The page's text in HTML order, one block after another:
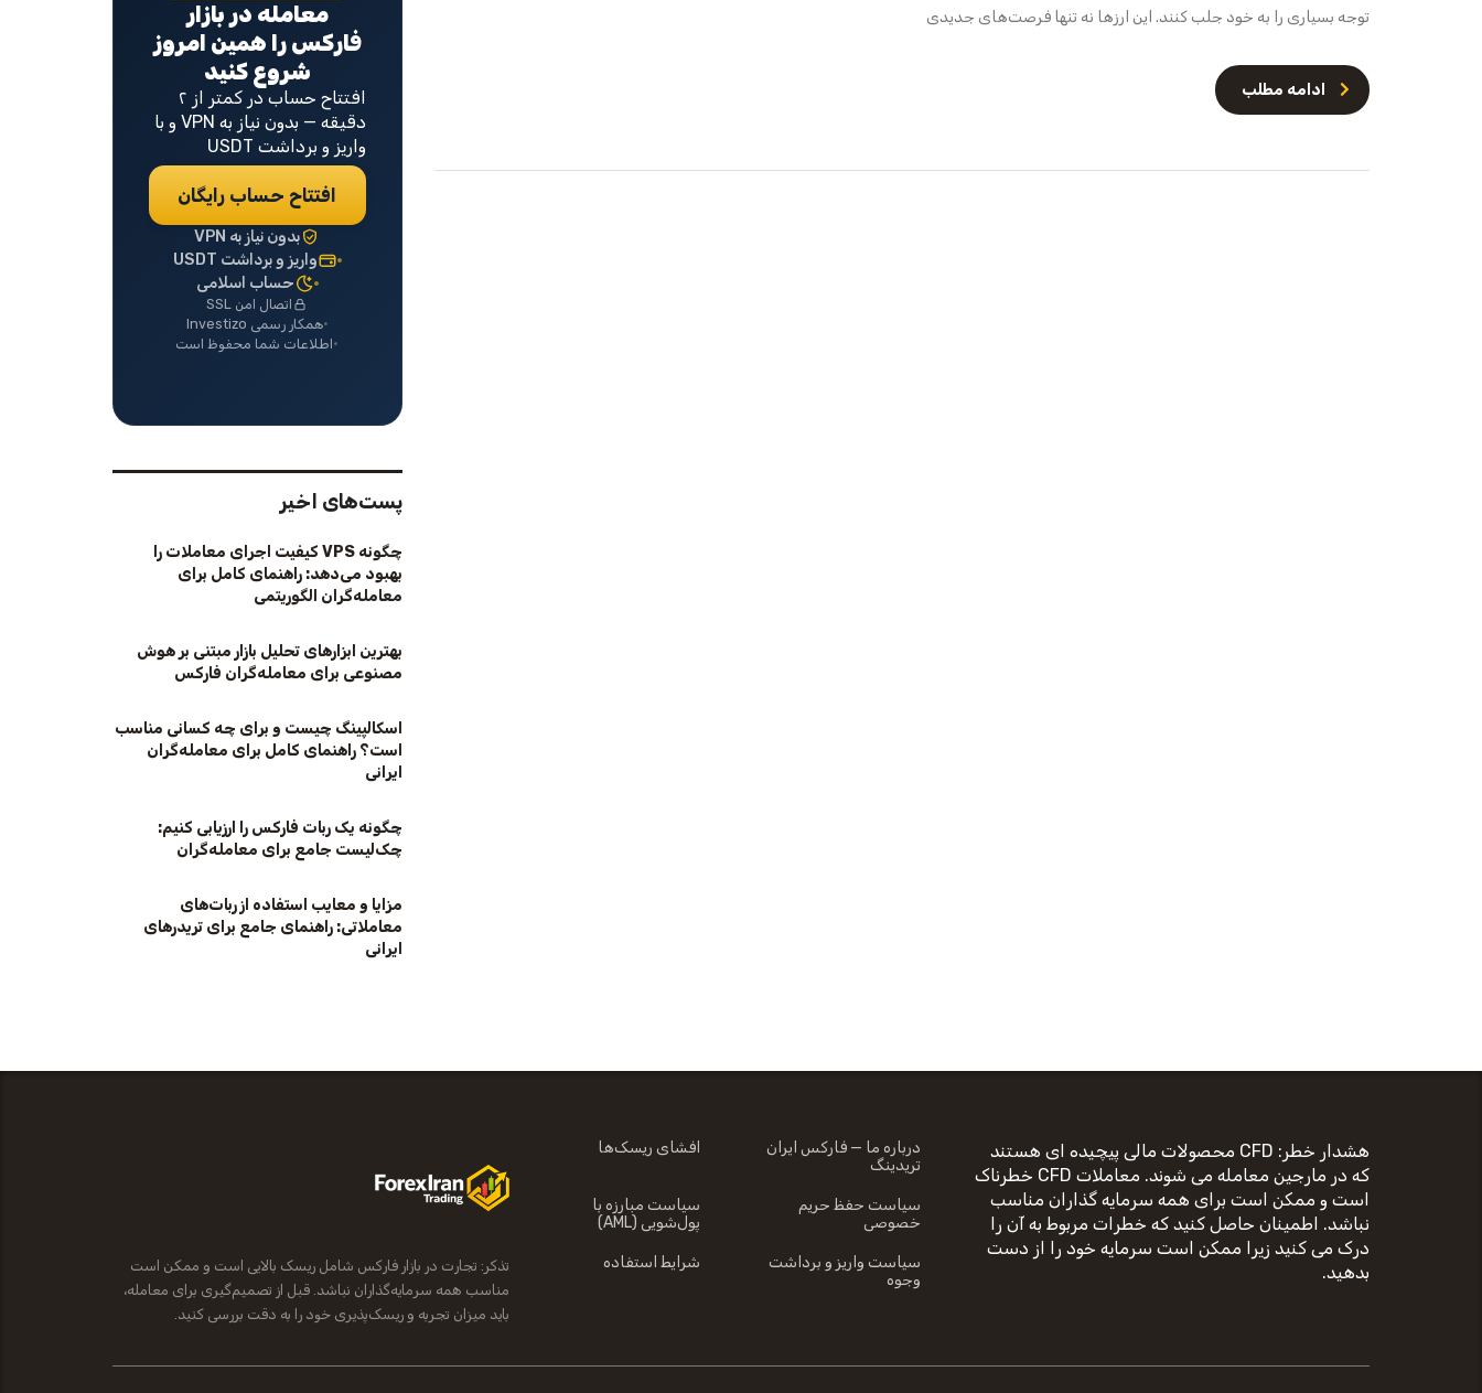
توجه بسیاری را به خود جلب کنند. این ارزها نه تنها فرصت‌های جدیدی
ادامه مطلب
معامله در بازار
فارکس را همین امروز
شروع کنید
افتتاح حساب در کمتر از ۲
دقیقه — بدون نیاز به VPN و با
واریز و برداشت USDT
افتتاح حساب رایگان
بدون نیاز به VPN
واریز و برداشت USDT
حساب اسلامی
اتصال امن SSL
همکار رسمی Investizo
اطلاعات شما محفوظ است
پست‌های اخیر
چگونه VPS کیفیت اجرای معاملات را
بهبود می‌دهد: راهنمای کامل برای
معامله‌گران الگوریتمی
بهترین ابزارهای تحلیل بازار مبتنی بر هوش
مصنوعی برای معامله‌گران فارکس
اسکالپینگ چیست و برای چه کسانی مناسب
است؟ راهنمای کامل برای معامله‌گران
ایرانی
چگونه یک ربات فارکس را ارزیابی کنیم:
چک‌لیست جامع برای معامله‌گران
مزایا و معایب استفاده از ربات‌های
معاملاتی: راهنمای جامع برای تریدرهای
ایرانی
تذکر: تجارت در بازار فارکس شامل ریسک بالایی است و ممکن است
مناسب همه سرمایه‌گذاران نباشد. قبل از تصمیم‌گیری برای معامله،
باید میزان تجربه و ریسک‌پذیری خود را به دقت بررسی کنید.
درباره ما — فارکس ایران
تریدینگ
افشای ریسک‌ها
سیاست حفظ حریم
خصوصی
سیاست مبارزه با
پول‌شویی (AML)
سیاست واریز و برداشت
وجوه
شرایط استفاده
هشدار خطر: CFD محصولات مالی پیچیده ای هستند
که در مارجین معامله می شوند. معاملات CFD خطرناک
است و ممکن است برای همه سرمایه گذاران مناسب
نباشد. اطمینان حاصل کنید که خطرات مربوط به آن را
درک می کنید زیرا ممکن است سرمایه خود را از دست
بدهید.